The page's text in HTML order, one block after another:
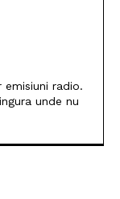
radio.
unde nu